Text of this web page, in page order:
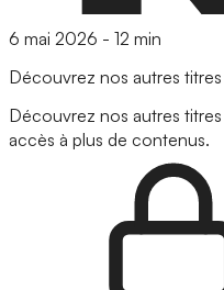
6 mai 2026 - 12 min
Découvrez nos autres titres
Découvrez nos autres
accès à plus de contenus.